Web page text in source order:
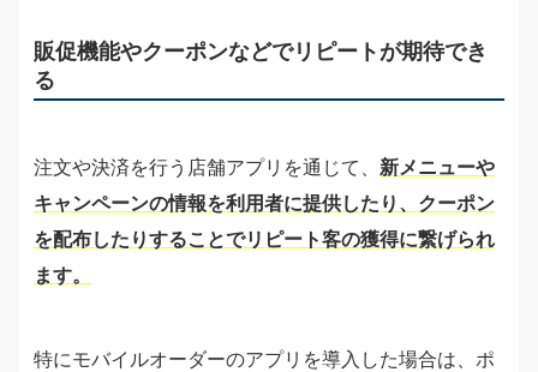
販促機能やクーポンなどでリピートが期待でき
る
注文や決済を行う店舗アプリを通じて、 新メニューや
キャンペーンの情報を利用者に提供したり、クーポン
を配布したりすることでリピート客の獲得に繋げられ
ます。
特にモバイルオーダーのアプリを導入した場合は、ポ